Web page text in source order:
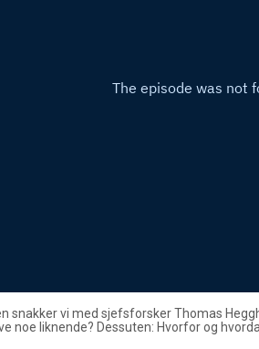
snakker vi med sjefsforsker Thomas
noe liknende? Dessuten: Hvorfor og